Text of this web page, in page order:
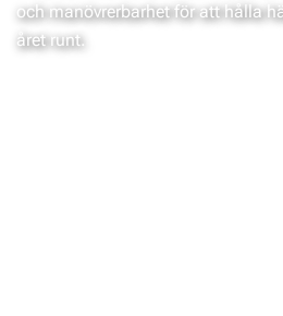
och manövrerbarhet för att hålla
året runt.